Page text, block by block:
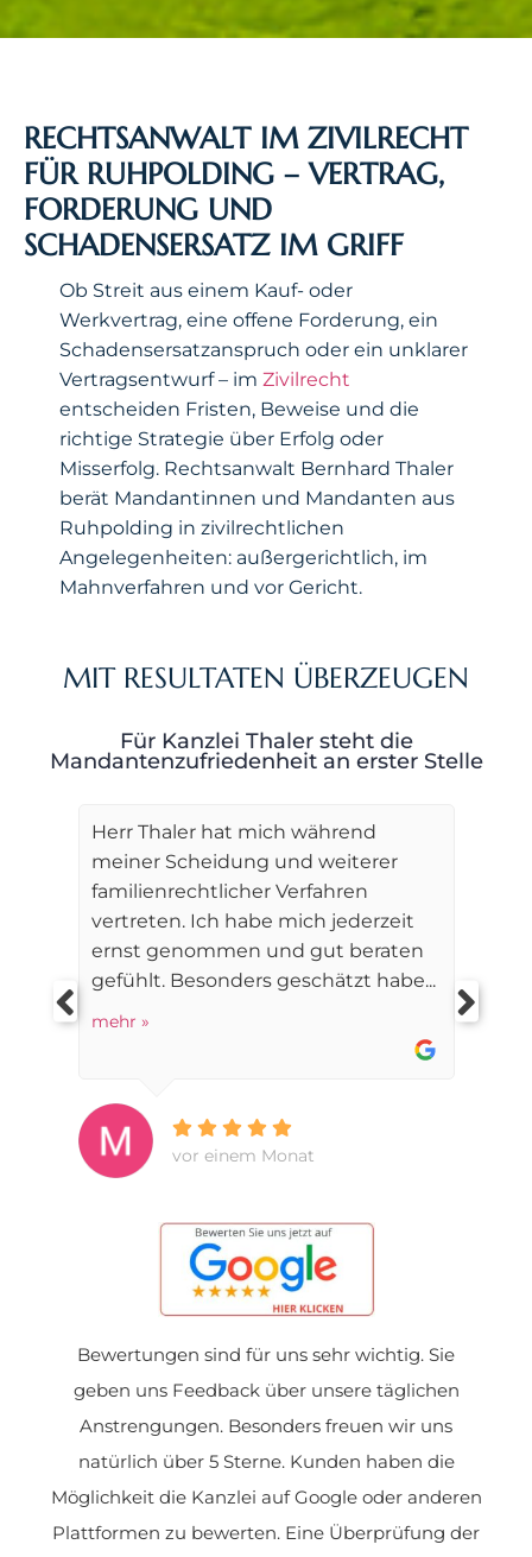
RECHTSANWALT IM ZIVILRECHT
FÜR RUHPOLDING – VERTRAG,
FORDERUNG UND
SCHADENSERSATZ IM GRIFF
Ob Streit aus einem Kauf- oder
Werkvertrag, eine offene Forderung, ein
Schadensersatzanspruch oder ein unklarer
Vertragsentwurf – im Zivilrecht
entscheiden Fristen, Beweise und die
richtige Strategie über Erfolg oder
Misserfolg. Rechtsanwalt Bernhard Thaler
berät Mandantinnen und Mandanten aus
Ruhpolding in zivilrechtlichen
Angelegenheiten: außergerichtlich, im
Mahnverfahren und vor Gericht.
MIT RESULTATEN ÜBERZEUGEN
Für Kanzlei Thaler steht die
Mandantenzufriedenheit an erster Stelle
Herr Thaler hat mich während
meiner Scheidung und weiterer
familienrechtlicher Verfahren
vertreten. Ich habe mich jederzeit
ernst genommen und gut beraten
gefühlt. Besonders geschätzt habe...
mehr »
vor einem Monat
Bewertungen sind für uns sehr wichtig. Sie
geben uns Feedback über unsere täglichen
Anstrengungen. Besonders freuen wir uns
natürlich über 5 Sterne. Kunden haben die
Möglichkeit die Kanzlei auf Google oder anderen
Plattformen zu bewerten. Eine Überprüfung der